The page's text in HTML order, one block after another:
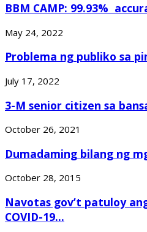
BBM CAMP: 99.93%
May 24, 2022
Problema ng publiko sa
July 17, 2022
3-M senior citizen sa
October 26, 2021
Dumadaming bilang ng
October 28, 2015
Navotas gov’t patuloy
COVID-19...